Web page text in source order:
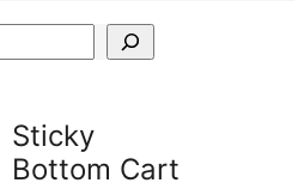
Sticky
Bottom Cart